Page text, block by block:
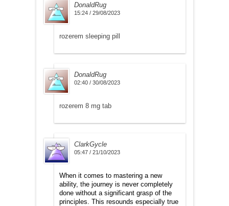
DonaldRug
15:24 / 29/08/2023
rozerem sleeping pill
DonaldRug
02:40 / 30/08/2023
rozerem 8 mg tab
ClarkGycle
05:47 / 21/10/2023
When it comes to mastering a new
ability, the journey is never completely
done without a significant grasp of the
principles. This resounds especially true